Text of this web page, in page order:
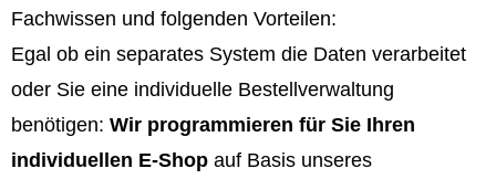
Fachwissen und folgenden Vorteilen:
Egal ob ein separates System die Daten verarbeitet
oder Sie eine individuelle Bestellverwaltung
benötigen: Wir programmieren für Sie Ihren
individuellen E-Shop auf Basis unseres